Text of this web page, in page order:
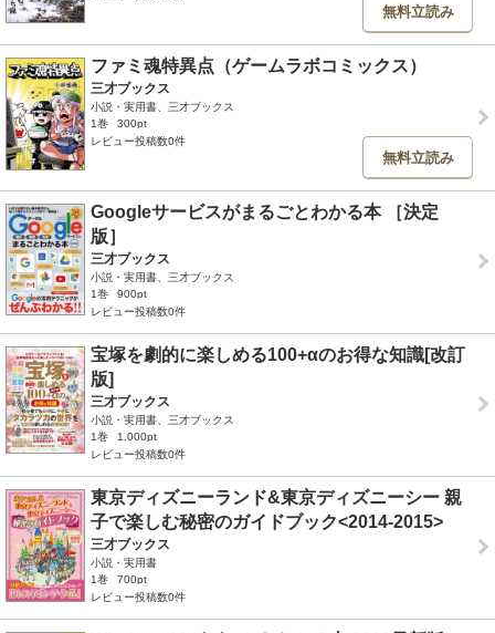
無料立読み
ファミ魂特異点（ゲームラボコミックス）
三才ブックス
小説・実用書、三才ブックス
1巻
300pt
レビュー投稿数0件
無料立読み
Googleサービスがまるごとわかる本 ［決定
版］
三才ブックス
小説・実用書、三才ブックス
1巻
900pt
レビュー投稿数0件
宝塚を劇的に楽しめる100+αのお得な知識[改訂
版]
三才ブックス
小説・実用書、三才ブックス
1巻
1,000pt
レビュー投稿数0件
東京ディズニーランド&東京ディズニーシー 親
子で楽しむ秘密のガイドブック<2014-2015>
三才ブックス
小説・実用書
1巻
700pt
レビュー投稿数0件